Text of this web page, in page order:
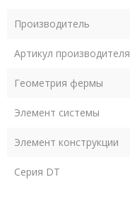
Производитель
Артикул производителя
Геометрия фермы
Элемент системы
Элемент конструкции
Серия DT